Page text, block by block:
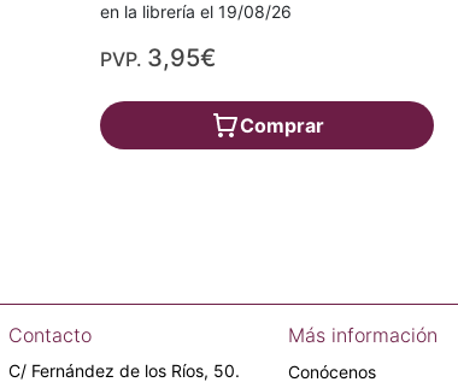
en la librería el 19/08/26
PVP. 3,95€
Comprar
Contacto
C/ Fernández de los Ríos, 50.
Más información
Conócenos